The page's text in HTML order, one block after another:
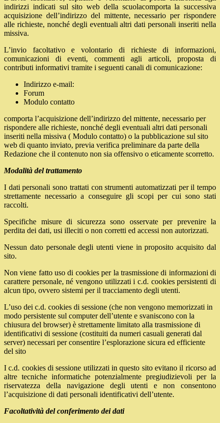
indirizzi indicati sul sito web della scuolacomporta la successiva
acquisizione dell’indirizzo del mittente, necessario per rispondere
alle richieste, nonché degli eventuali altri dati personali inseriti nella
missiva.
L’invio facoltativo e volontario di richieste di informazioni,
comunicazioni di eventi, commenti agli articoli, proposta di
contributi informativi tramite i seguenti canali di comunicazione:
Indirizzo e-mail:
Forum
Modulo contatto
comporta l’acquisizione dell’indirizzo del mittente, necessario per
rispondere alle richieste, nonché degli eventuali altri dati personali
inseriti nella missiva ( Modulo contatto) o la pubblicazione sul sito
web di quanto inviato, previa verifica preliminare da parte della
Redazione che il contenuto non sia offensivo o eticamente scorretto.
Modalità del trattamento
I dati personali sono trattati con strumenti automatizzati per il tempo
strettamente necessario a conseguire gli scopi per cui sono stati
raccolti.
Specifiche misure di sicurezza sono osservate per prevenire la
perdita dei dati, usi illeciti o non corretti ed accessi non autorizzati.
Nessun dato personale degli utenti viene in proposito acquisito dal
sito.
Non viene fatto uso di cookies per la trasmissione di informazioni di
carattere personale, né vengono utilizzati i c.d. cookies persistenti di
alcun tipo, ovvero sistemi per il tracciamento degli utenti.
L’uso dei c.d. cookies di sessione (che non vengono memorizzati in
modo persistente sul computer dell’utente e svaniscono con la
chiusura del browser) è strettamente limitato alla trasmissione di
identificativi di sessione (costituiti da numeri casuali generati dal
server) necessari per consentire l’esplorazione sicura ed efficiente
del sito
I c.d. cookies di sessione utilizzati in questo sito evitano il ricorso ad
altre tecniche informatiche potenzialmente pregiudizievoli per la
riservatezza della navigazione degli utenti e non consentono
l’acquisizione di dati personali identificativi dell’utente.
Facoltatività del conferimento dei dati